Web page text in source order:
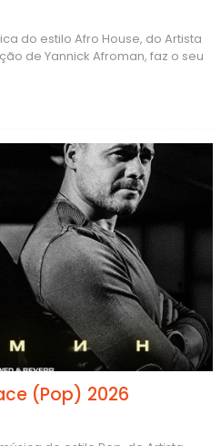
do estilo Afro House, do Artista
de Yannick Afroman, faz o seu
(Pop) 2026